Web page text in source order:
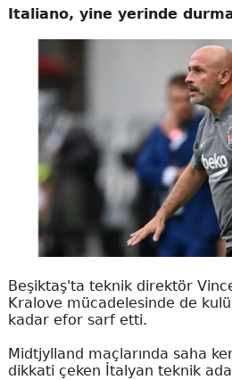
Italiano, yine yerinde
Beşiktaş'ta teknik direktör
Kralove mücadelesinde de
kadar efor sarf etti.
Midtjylland maçlarında saha
dikkati çeken İtalyan teknik